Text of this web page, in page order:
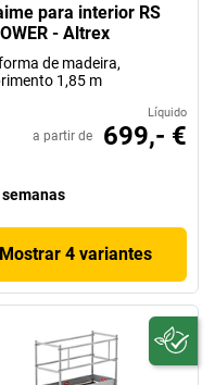
para interior RS
- Altrex
de madeira,
1,85 m
Líquido
a partir de 699,- €
semanas
Mostrar 4 variantes